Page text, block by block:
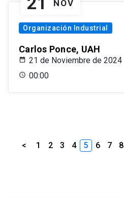
NOV
Organización Industrial
Carlos Ponce, UAH
21 de Noviembre de 2024
00:00
< 1 2 3 4 5 6 7 8